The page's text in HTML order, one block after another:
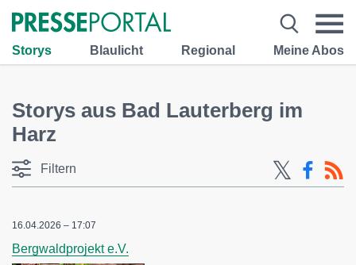
Storys Blaulicht Regional Meine Abos
Storys aus Bad Lauterberg im
Harz
Filtern
16.04.2026 – 17:07
Bergwaldprojekt e.V.